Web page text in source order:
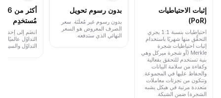
إثبات الاحتياطيات
(PoR)
احتياطيات بنسبة 1:1 يجري
التحقُّق منها شهريًا باستخدام
إثبات احتياطيات شجرة
Merkle (أو شجرة ميركل وهي
بنية تستخدم للتحقق بفعالية
وكفاءة من سلامة البيانات
والحفاظ عليها في المجموعة.
وتتكون من تجزئات معاملات
متعددة مرتبة في هيكل يشبه
الشجرة) ضمن الشبكة.
بدون رسوم تحويل
بدون رسوم غير مُعلَنَة. سعر
الصرف المعروض هو السعر
النهائي الذي ستدفعه.
مُستخدِم
انضَم إلى إحدى
التداوُل
التداوُل والسيولة.